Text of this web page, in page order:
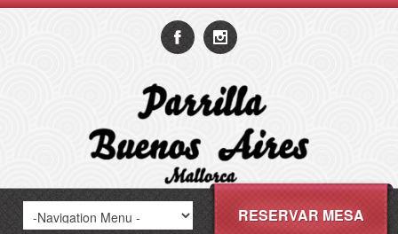
RESERVAR MESA